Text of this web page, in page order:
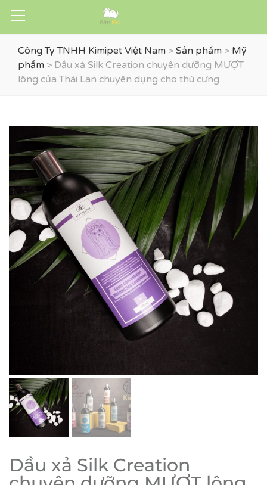
Công Ty TNHH Kimipet Việt Nam > Sản phẩm > Mỹ
phẩm > Dầu xả Silk Creation chuyên dưỡng MƯỢT
lông của Thái Lan chuyên dụng cho thú cưng
Dầu xả Silk Creation